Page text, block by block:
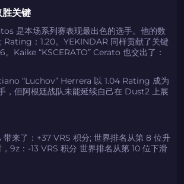
关键
是本场系列赛表现最出色的选手。他的数
Rating：1.20。YEKINDAR 同样贡献了关键
。Kaike “KSCERATO” Cerato 也交出了：
“Luchov” Herrera 以 1.04 Rating 成为
，但阿根廷战队未能延续自己在 Dust2 上展
来了：+37 VRS 积分; 世界排名从第 8 位升
9z：-13 VRS 积分 世界排名从第 10 位下滑